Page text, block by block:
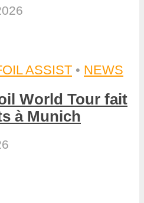
ASSIST • NEWS
World Tour fait
à Munich